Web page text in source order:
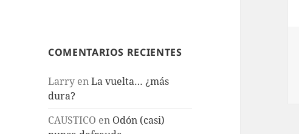
COMENTARIOS RECIENTES
Larry enLa vuelta… ¿más
dura?
CAUSTICO en Odón (casi)